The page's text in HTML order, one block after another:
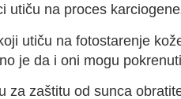
utiču na proces
utiču na fotostarenje
je da i oni mogu
za zaštitu od sunca